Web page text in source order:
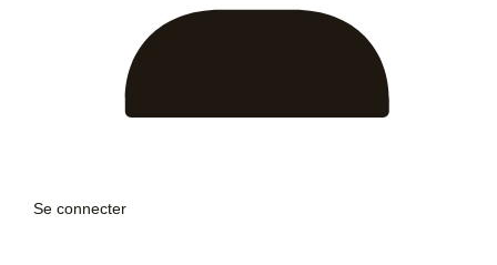
Se connecter